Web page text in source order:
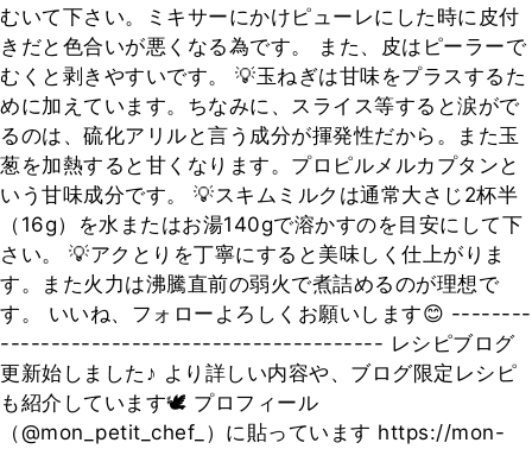
むいて下さい。ミキサーにかけピューレにした時に皮付
きだと色合いが悪くなる為です。 また、皮はピーラーで
むくと剥きやすいです。 💡玉ねぎは甘味をプラスするた
めに加えています。ちなみに、スライス等すると涙がで
るのは、硫化アリルと言う成分が揮発性だから。また玉
葱を加熱すると甘くなります。プロピルメルカプタンと
いう甘味成分です。 💡スキムミルクは通常大さじ2杯半
（16g）を水またはお湯140gで溶かすのを目安にして下
さい。 💡アクとりを丁寧にすると美味しく仕上がりま
す。また火力は沸騰直前の弱火で煮詰めるのが理想で
す。 いいね、フォローよろしくお願いします😊 --------
-------------------------------------- レシピブログ
更新始しました♪ より詳しい内容や、ブログ限定レシピ
も紹介しています🕊 プロフィール
（@mon_petit_chef_）に貼っています https://mon-